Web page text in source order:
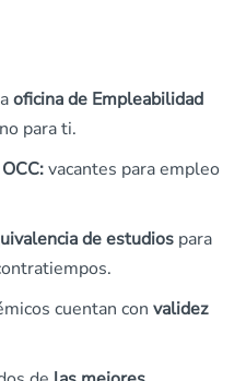
oficina de Empleabilidad
para ti.
vacantes para empleo
de estudios para
cuentan con validez